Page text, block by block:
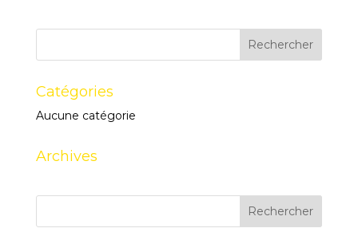
Catégories
Aucune catégorie
Archives